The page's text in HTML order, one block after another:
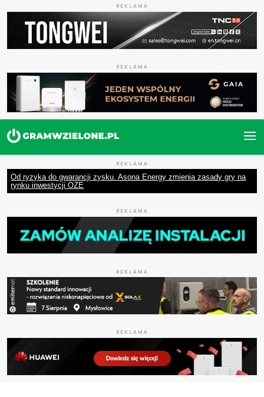
REKLAMA
REKLAMA
REKLAMA
Od ryzyka do gwarancji zysku. Asona Energy zmienia zasady gry na
rynku inwestycji OZE
REKLAMA
REKLAMA
REKLAMA